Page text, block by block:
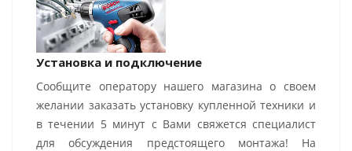
Установка и подключение
Сообщите оператору нашего магазина о своем
желании заказать установку купленной техники и
в течении 5 минут с Вами свяжется специалист
для обсуждения предстоящего монтажа! На